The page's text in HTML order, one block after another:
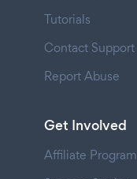
Tutorials
Contact Support
Report Abuse
Get Involved
Affiliate Program